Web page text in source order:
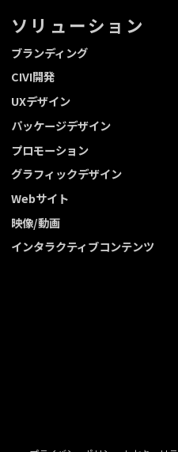
ソリューション
ブランディング
CIVI開発
UXデザイン
パッケージデザイン
プロモーション
グラフィックデザイン
Webサイト
映像/動画
インタラクティブコンテンツ